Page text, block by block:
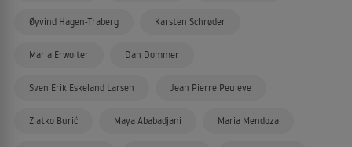
Øyvind Hagen-Traberg Karsten Schrøder
Maria Erwolter Dan Dommer
Sven Erik Eskeland Larsen Jean Pierre Peuleve
Zlatko Burić Maya Ababadjani Maria Mendoza